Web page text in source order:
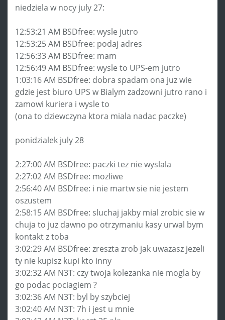
niedziela w nocy july 27:
12:53:21 AM BSDfree: wysle jutro
12:53:25 AM BSDfree: podaj adres
12:56:33 AM BSDfree: mam
12:56:49 AM BSDfree: wysle to UPS-em jutro
1:03:16 AM BSDfree: dobra spadam ona juz wie
gdzie jest biuro UPS w Bialym zadzowni jutro rano i
zamowi kuriera i wysle to
(ona to dziewczyna ktora miala nadac paczke)
ponidzialek july 28
2:27:00 AM BSDfree: paczki tez nie wyslala
2:27:02 AM BSDfree: mozliwe
2:56:40 AM BSDfree: i nie martw sie nie jestem
oszustem
2:58:15 AM BSDfree: sluchaj jakby mial zrobic sie w
chuja to juz dawno po otrzymaniu kasy urwal bym
kontakt z toba
3:02:29 AM BSDfree: zreszta zrob jak uwazasz jezeli
ty nie kupisz kupi kto inny
3:02:32 AM N3T: czy twoja kolezanka nie mogla by
go podac pociagiem ?
3:02:36 AM N3T: byl by szybciej
3:02:40 AM N3T: 7h i jest u mnie